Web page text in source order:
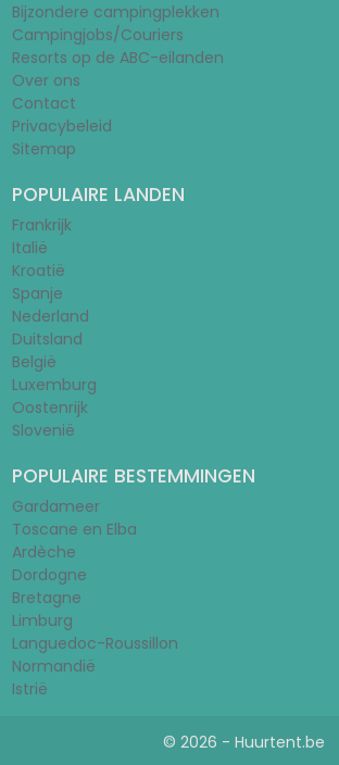
Bijzondere campingplekken
Campingjobs/Couriers
Resorts op de ABC-eilanden
Over ons
Contact
Privacybeleid
Sitemap
POPULAIRE LANDEN
Frankrijk
Italië
Kroatië
Spanje
Nederland
Duitsland
België
Luxemburg
Oostenrijk
Slovenië
POPULAIRE BESTEMMINGEN
Gardameer
Toscane en Elba
Ardèche
Dordogne
Bretagne
Limburg
Languedoc-Roussillon
Normandië
Istrië
© 2026 - Huurtent.be